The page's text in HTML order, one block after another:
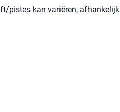
pistes kan variëren, afhankelijk